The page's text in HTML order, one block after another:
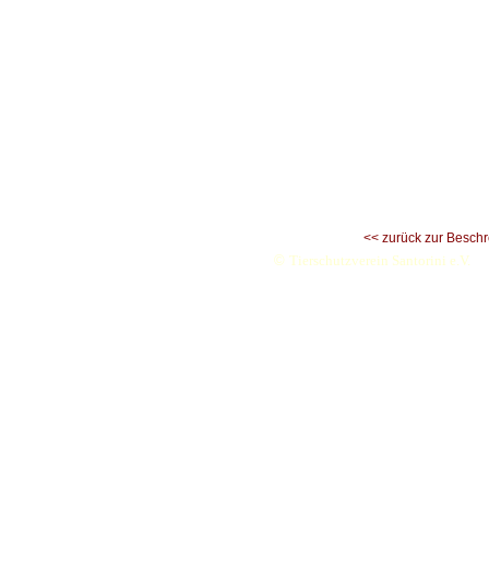
<< zurück zur
© Tierschutzverein Santorini e.V.